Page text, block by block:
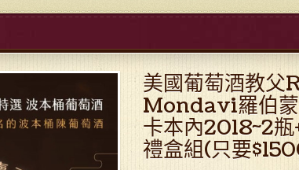
美國葡萄酒教
Mondavi羅伯蒙
卡本內2018~2
禮盒組(只要